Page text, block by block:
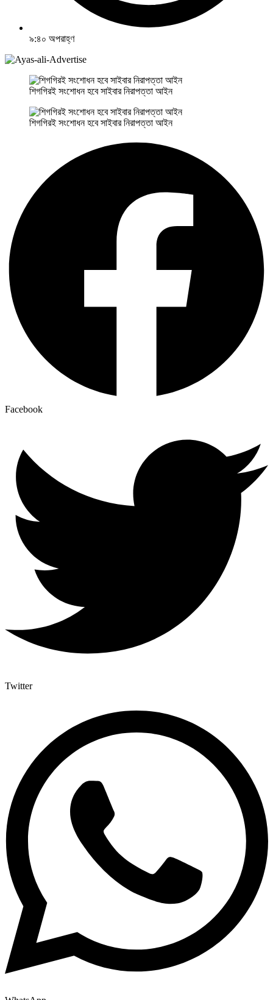
৯:৪০ অপরাহ্ণ
শিগগিরই সংশোধন হবে সাইবার নিরাপত্তা আইন
শিগগিরই সংশোধন হবে সাইবার নিরাপত্তা আইন
Facebook
Twitter